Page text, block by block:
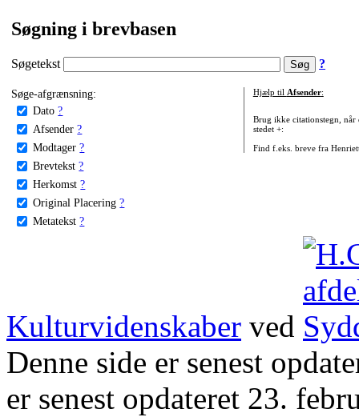
Søgning i brevbasen
Søgetekst ?
Søge-afgrænsning:
Dato ?
Afsender ?
Modtager ?
Brevtekst ?
Herkomst ?
Original Placering ?
Metatekst ?
Hjælp til Afsender:
Brug ikke citationstegn, når
stedet +:
Find f.eks. breve fra
Kulturvidenskaber ved
Denne side er senest
er senest opdateret 23.